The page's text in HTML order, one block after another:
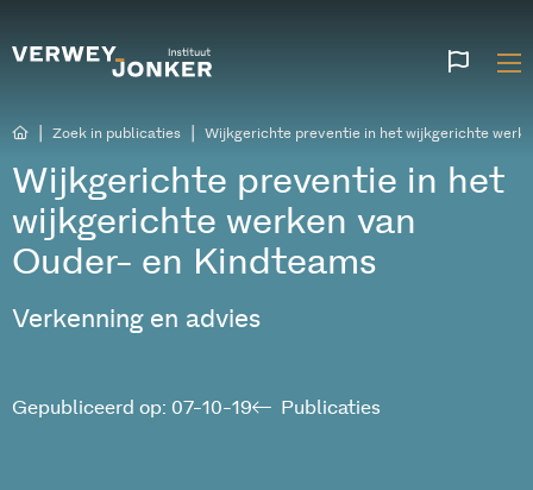
Zoek in publicaties Wijkgerichte preventie in het wijkgerichte
Wijkgerichte preventie in het
wijkgerichte werken van
Ouder- en Kindteams
Verkenning en advies
Publicaties
Gepubliceerd op: 07-10-19